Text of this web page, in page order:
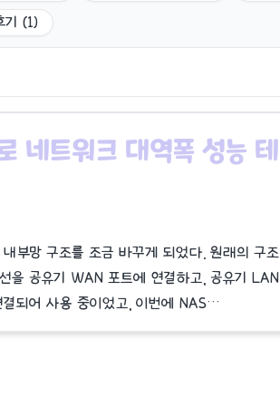
기 (1)
트워크 대역폭 성능 테
부망 구조를 조금 바꾸게 되었다. 원래의 구조
을 공유기 WAN 포트에 연결하고, 공유기 LAN
되어 사용 중이었고, 이번에 NAS…